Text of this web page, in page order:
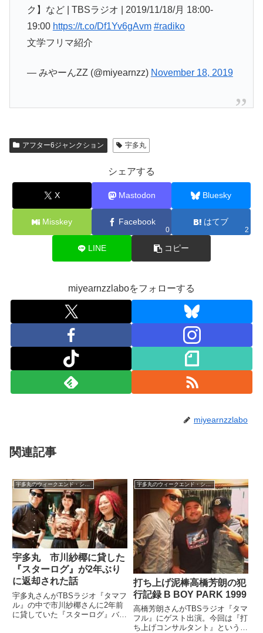
ク】など | TBSラジオ | 2019/11/18/月 18:00-
19:00 https://t.co/Df1Yv6gAvm #radiko
文学フリマ紹介
— みやーんZZ (@miyearnzz) November 18, 2019
アフター6ジャンクション 宇多丸
シェアする
X Mastodon Bluesky
Misskey Facebook
0
はてブ
2
LINE コピー
miyearnzzlaboをフォローする
miyearnzzlabo
関連記事
宇多丸のウィークエンド・シャッフル
宇多丸 市川紗椰に貸した
『スターログ』が2年ぶり
に返却された話
宇多丸さんがTBSラジオ『タマフ
ル』の中で市川紗椰さんに2年前
に貸していた『スターログ』バッ
宇多丸のウィークエンド・シャッフル
打ち上げ泥棒高橋芳朗の犯
行記録 B BOY PARK 1999
高橋芳朗さんがTBSラジオ『タマ
フル』にゲスト出演。今回は『打
ち上げコンサルタント』という肩